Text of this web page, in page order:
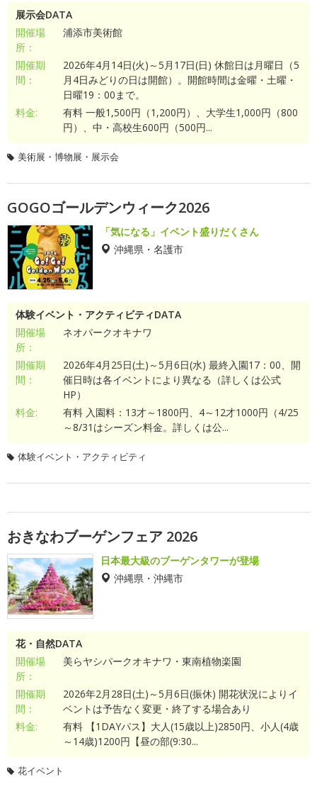
展示会DATA
開催場
所：
浦添市美術館
開催期
間：
2026年4月14日(火)～5月17日(日) 休館日は月曜日（5
月4日みどりの日は開館）。開館時間は金曜・土曜・
日曜19：00まで。
料金:
有料 一般1,500円（1,200円）、大学生1,000円（800
円）、中・高校生600円（500円...
美術展・博物展・展示会
GOGOゴールデンウィーク2026
「気になる」イベント盛りだくさん
沖縄県・名護市
体験イベント・アクティビティDATA
開催場
所：
ネオパークオキナワ
開催期
間：
2026年4月25日(土)～5月6日(水) 最終入園17：00、開
催日時は各イベントにより異なる（詳しくは公式
HP）
料金:
有料 入園料：13才～1800円、4～12才1000円（4/25
～8/31はシーズン料金。詳しくは公...
体験イベント・アクティビティ
おきなわブーゲンフェア 2026
日本最大級のブーゲンタワーが登場
沖縄県・沖縄市
花・自然DATA
開催場
所：
美らヤシパークオキナワ・東南植物楽園
開催期
間：
2026年2月28日(土)～5月6日(振休) 開花状況によりイ
ベントは予告なく変更・終了する場合あり
料金:
有料 【1DAYパス】大人(15歳以上)2850円、小人(4歳
～14歳)1200円【昼の部(9:30...
花イベント